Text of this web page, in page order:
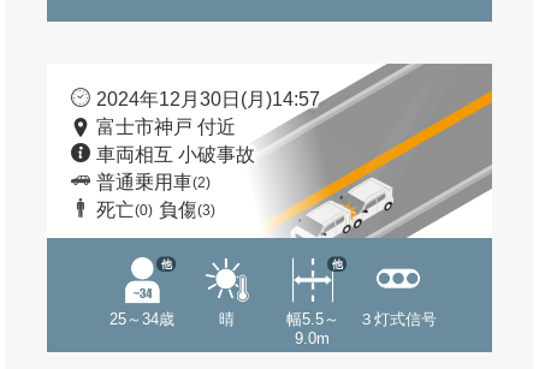
2024年12月30日(月)14:57
富士市神戸 付近
車両相互 小破事故
普通乗用車(2)
死亡(0) 負傷(3)
25～34歳
他
晴
幅5.5～
9.0m
他
３灯式信号